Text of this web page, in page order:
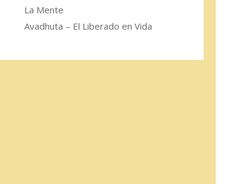
La Mente
Avadhuta – El Liberado en Vida